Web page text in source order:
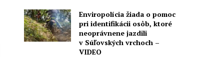
Enviropolícia žiada o pomoc
pri identifikácii osôb, ktoré
neoprávnene jazdili
v Súľovských vrchoch –
VIDEO